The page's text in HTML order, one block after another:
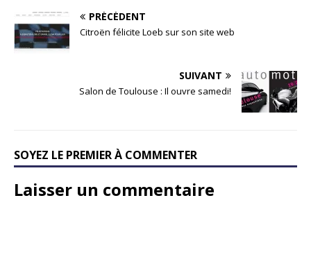
PRÉCÉDENT
Citroën félicite Loeb sur son site web
SUIVANT
Salon de Toulouse : Il ouvre samedi!
SOYEZ LE PREMIER À COMMENTER
Laisser un commentaire